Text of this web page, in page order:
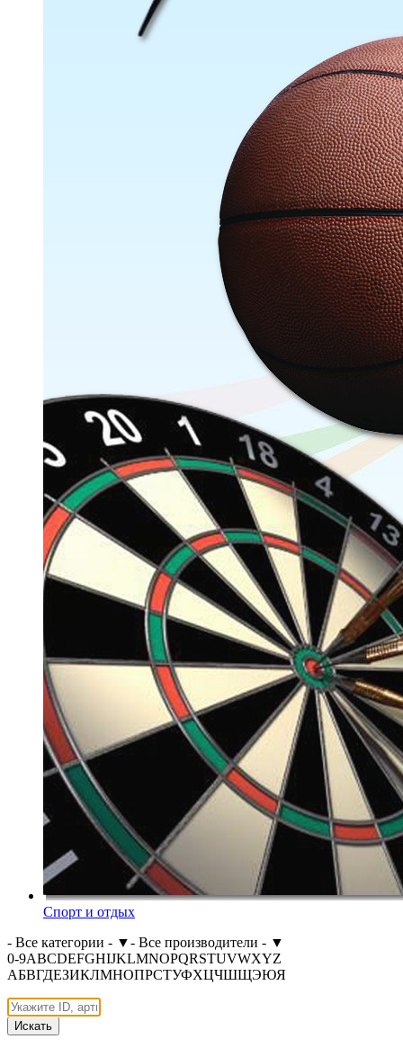
Спорт и отдых
- Все категории - ▼- Все производители - ▼
0-9ABCDEFGHIJKLMNOPQRSTUVWXYZ
АБВГДЕЗИКЛМНОПРСТУФХЦЧШЩЭЮЯ
Искать